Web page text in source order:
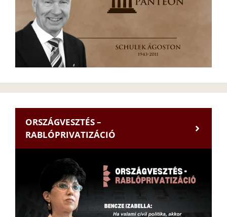
ORSZÁGVESZTÉS –
RABLÓPRIVATIZÁCIÓ